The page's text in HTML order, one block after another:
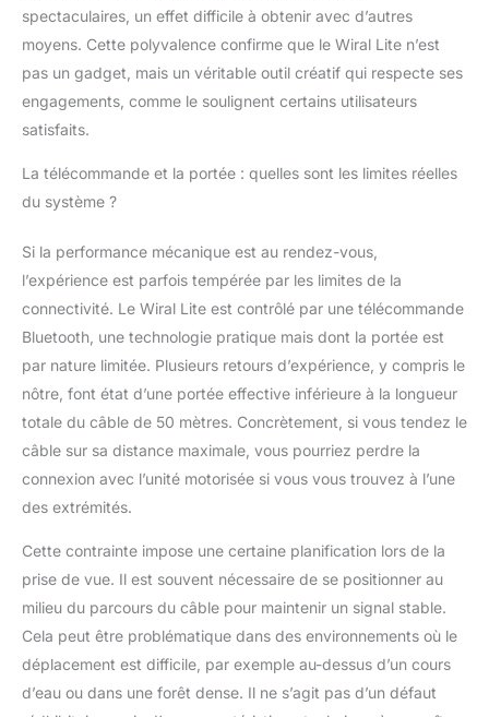
goupille de verrouillage
empêcher l'unité de
tomber de la ligne +
clips d'arrêt
comprend : 1 câble
rapide, 1
télécommande, 1
batterie haute capacité,
1 chargeur de batterie
d'arrêt, 1 support de
joint à rotule
spectaculaires, un effet difficile à obtenir avec d’autres
moyens. Cette polyvalence confirme que le Wiral Lite n’est
pas un gadget, mais un véritable outil créatif qui respecte ses
engagements, comme le soulignent certains utilisateurs
satisfaits.
La télécommande et la portée : quelles sont les limites réelles
du système ?
Si la performance mécanique est au rendez-vous,
l’expérience est parfois tempérée par les limites de la
connectivité. Le Wiral Lite est contrôlé par une télécommande
Bluetooth, une technologie pratique mais dont la portée est
par nature limitée. Plusieurs retours d’expérience, y compris le
nôtre, font état d’une portée effective inférieure à la longueur
totale du câble de 50 mètres. Concrètement, si vous tendez le
câble sur sa distance maximale, vous pourriez perdre la
connexion avec l’unité motorisée si vous vous trouvez à l’une
des extrémités.
Cette contrainte impose une certaine planification lors de la
prise de vue. Il est souvent nécessaire de se positionner au
milieu du parcours du câble pour maintenir un signal stable.
Cela peut être problématique dans des environnements où le
déplacement est difficile, par exemple au-dessus d’un cours
d’eau ou dans une forêt dense. Il ne s’agit pas d’un défaut